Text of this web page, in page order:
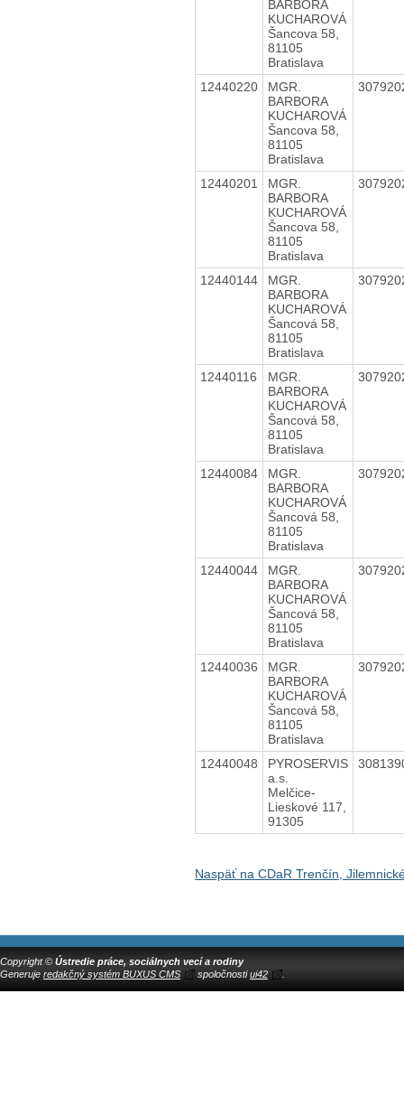
BARBORA
KUCHAROVÁ
Šancova 58,
81105
Bratislava
12440220
MGR.
BARBORA
KUCHAROVÁ
Šancova 58,
81105
Bratislava
12440201
MGR.
BARBORA
KUCHAROVÁ
Šancova 58,
81105
Bratislava
12440144
MGR.
BARBORA
KUCHAROVÁ
Šancová 58,
81105
Bratislava
12440116
MGR.
BARBORA
KUCHAROVÁ
Šancová 58,
81105
Bratislava
12440084
MGR.
BARBORA
KUCHAROVÁ
Šancová 58,
81105
Bratislava
12440044
MGR.
BARBORA
KUCHAROVÁ
Šancová 58,
81105
Bratislava
12440036
MGR.
BARBORA
KUCHAROVÁ
Šancová 58,
81105
Bratislava
12440048
PYROSERVIS
a.s.
Melčice-
Lieskové 117,
91305
Naspäť na CDaR Trenčín,
Copyright © Ústredie práce, sociálnych vecí a rodiny
Generuje redakčný systém BUXUS CMS spoločnostiui42